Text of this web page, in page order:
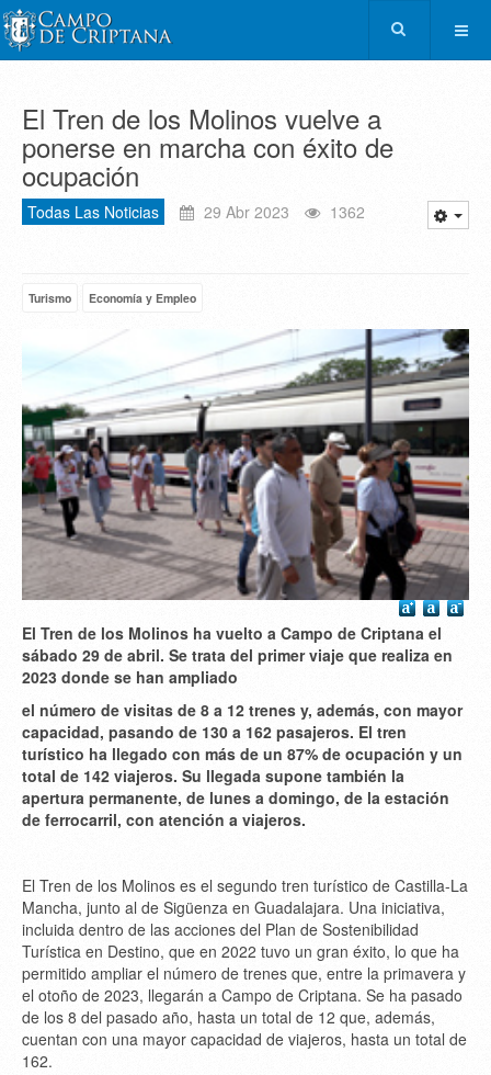
El Tren de los Molinos vuelve a
ponerse en marcha con éxito de
ocupación
Todas Las Noticias 29 Abr 2023 1362
Turismo Economía y Empleo
El Tren de los Molinos ha vuelto a Campo de Criptana el
sábado 29 de abril. Se trata del primer viaje que realiza en
2023 donde se han ampliado
el número de visitas de 8 a 12 trenes y, además, con mayor
capacidad, pasando de 130 a 162 pasajeros. El tren
turístico ha llegado con más de un 87% de ocupación y un
total de 142 viajeros. Su llegada supone también la
apertura permanente, de lunes a domingo, de la estación
de ferrocarril, con atención a viajeros.
El Tren de los Molinos es el segundo tren turístico de Castilla-La
Mancha, junto al de Sigüenza en Guadalajara. Una iniciativa,
incluida dentro de las acciones del Plan de Sostenibilidad
Turística en Destino, que en 2022 tuvo un gran éxito, lo que ha
permitido ampliar el número de trenes que, entre la primavera y
el otoño de 2023, llegarán a Campo de Criptana. Se ha pasado
de los 8 del pasado año, hasta un total de 12 que, además,
cuentan con una mayor capacidad de viajeros, hasta un total de
162.